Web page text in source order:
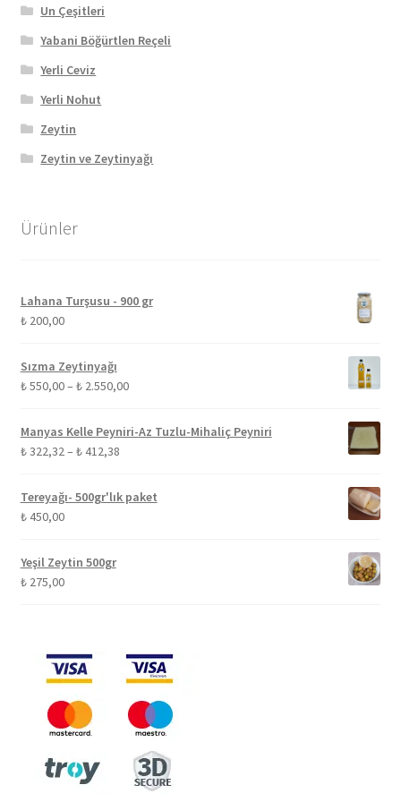
Un Çeşitleri
Yabani Böğürtlen Reçeli
Yerli Ceviz
Yerli Nohut
Zeytin
Zeytin ve Zeytinyağı
Ürünler
Lahana Turşusu - 900 gr
₺200,00
Sızma Zeytinyağı
₺550,00– ₺2.550,00Fiyat
₺ 550,00
Manyas Kelle Peyniri-Az Tuzlu-Mihaliç Peyniri
₺322,32– ₺412,38Fiyat
₺ 322,32
Tereyağı- 500gr'lık paket
₺450,00
Yeşil Zeytin 500gr
₺275,00